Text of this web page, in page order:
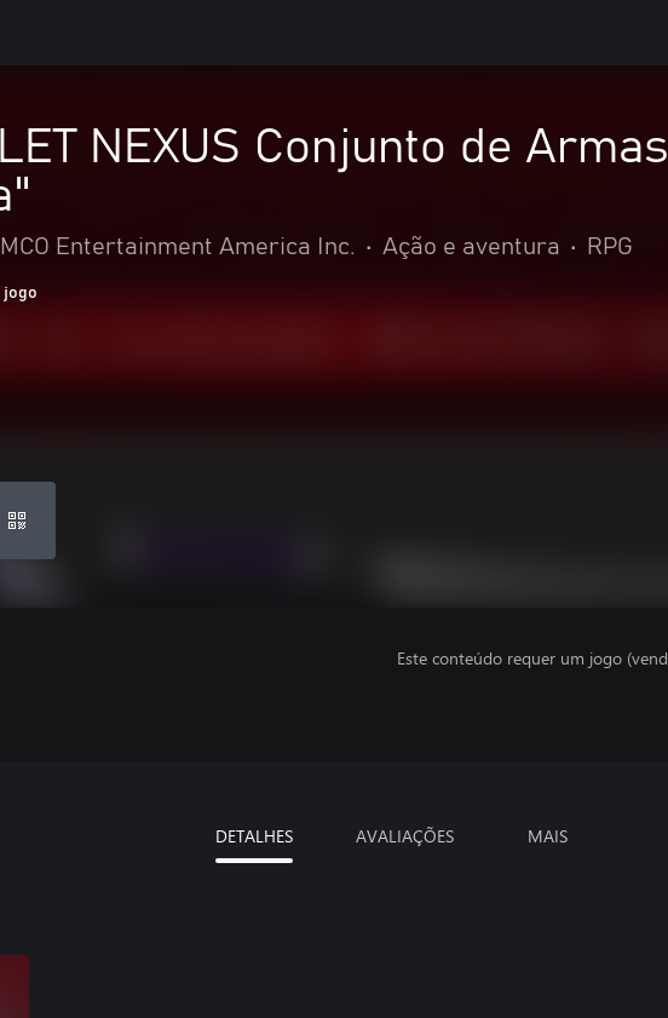
NEXUS Conjunto de
Entertainment America Inc. • Ação e aventura • RPG
jogo
Este conteúdo requer um jogo
DETALHES AVALIAÇÕES MAIS